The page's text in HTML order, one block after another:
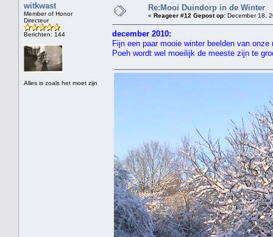
witkwast
Member of Honor
Directeur
Berichten: 144
Alles is zoals het moet zijn
Re:Mooi Duindorp in de Winter
« Reageer #12 Gepost op: December 18,
december 2010:
Fijn een paar mooie winter beelden van
Poeh wordt wel moeilijk de meeste zijn te